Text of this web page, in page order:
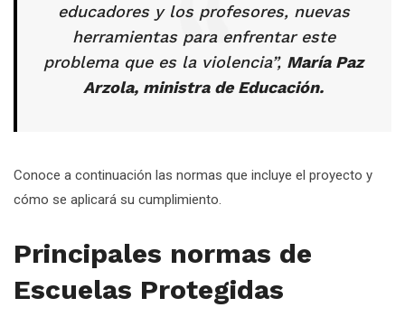
educadores y los profesores, nuevas
herramientas para enfrentar este
problema que es la violencia”, María Paz
Arzola, ministra de Educación.
Conoce a continuación las normas que incluye el proyecto y
cómo se aplicará su cumplimiento.
Principales normas de
Escuelas Protegidas